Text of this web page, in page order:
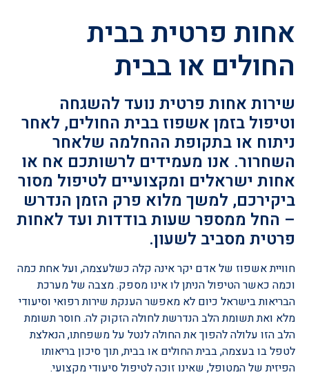
אחות פרטית בבית
החולים או בבית
שירות אחות פרטית נועד להשגחה
וטיפול בזמן אשפוז בבית החולים, לאחר
ניתוח או בתקופת ההחלמה שלאחר
השחרור. אנו מעמידים לרשותכם אח או
אחות ישראלים ומקצועיים לטיפול מסור
ביקירכם, למשך מלוא פרק הזמן הנדרש
– החל ממספר שעות בודדות ועד לאחות
פרטית מסביב לשעון.
חוויית אשפוז של אדם יקר אינה קלה כשלעצמה, ועל אחת כמה
וכמה כאשר הטיפול הניתן לו אינו מספק. מצבה של מערכת
הבריאות בישראל כיום לא מאפשר הענקת שירות רפואי וסיעודי
מלא ואת תשומת הלב הנדרשת לחולה הזקוק לה. חוסר תשומת
הלב הזו עלולה להפוך את החולה לנטל על משפחתו, הנאלצת
לטפל בו בעצמה, בבית החולים או בבית, תוך סיכון בריאותו
הפיזית של המטופל, שאינו זוכה לטיפול סיעודי מקצועי.